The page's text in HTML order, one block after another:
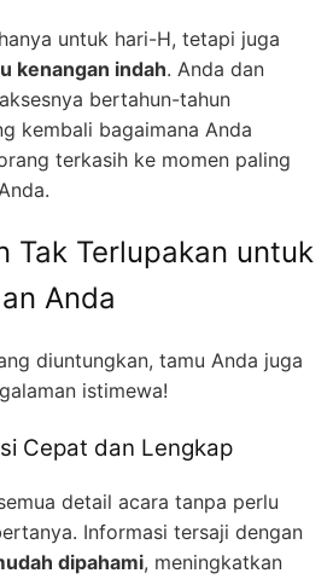
untuk hari-H, tetapi juga
kenangan indah. Anda dan
bertahun-tahun
kembali bagaimana Anda
terkasih ke momen paling
Tak Terlupakan untuk
Anda
diuntungkan, tamu Anda juga
istimewa!
Cepat dan Lengkap
detail acara tanpa perlu
Informasi tersaji dengan
dipahami, meningkatkan